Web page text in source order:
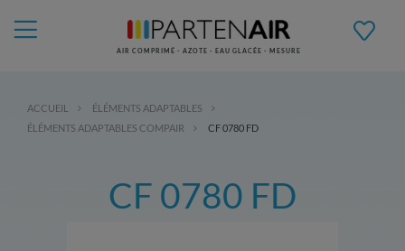
AIR COMPRIMÉ - AZOTE - EAU GLACÉE - MESURE
ACCUEIL
ÉLÉMENTS ADAPTABLES
ÉLÉMENTS ADAPTABLES COMPAIR
CF 0780 FD
CF 0780 FD